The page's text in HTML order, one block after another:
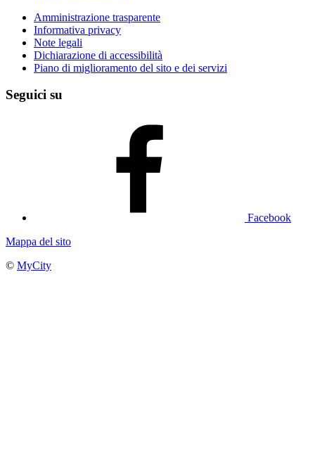
Amministrazione trasparente
Informativa privacy
Note legali
Dichiarazione di accessibilità
Piano di miglioramento del sito e dei servizi
Seguici su
Facebook
Mappa del sito
© MyCity